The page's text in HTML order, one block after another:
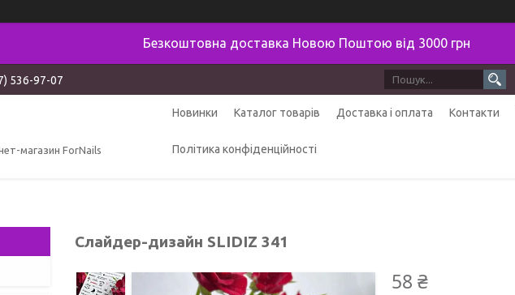
Безкоштовна доставка Новою Поштою від 3000 грн
536-97-07
магазин ForNails
Новинки Каталог товарів Доставка і оплата Контакти
Політика конфіденційності
Слайдер-дизайн SLIDIZ 341
58 ₴